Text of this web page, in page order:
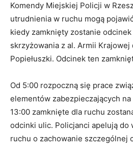
Komendy Miejskiej Policji w
utrudnienia w ruchu mogą
kiedy zamknięty zostanie odcinek
skrzyżowania z al. Armii
Popiełuszki. Odcinek ten
Od 5:00 rozpoczną się prace
elementów zabezpieczających
13:00 zamknięte dla ruchu
odcinki ulic. Policjanci apelują
ruchu o zachowanie szczególnej